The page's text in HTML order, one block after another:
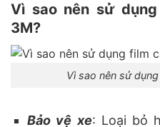
Vì sao nên sử
3M?
Vì sao nên sử
Bảo vệ xe: Loại bỏ